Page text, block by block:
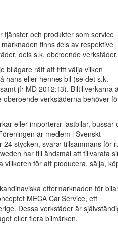
tjänster och produkter som service
finns dels av respektive
dels s.k. oberoende verkstäder.
bilägare rätt att fritt välja vilken
hans eller hennes bil (se det s.k.
jfr MD 2012:13). Biltillverkarna
oberoende verkstäderna behöver
eller importerar lastbilar, bussar
är medlem i Svenskt
24 stycken, svarar tillsammans för
har till ändamål att tillvarata
villkoren för att producera, sälja,
eftermarknaden för
MECA Car Service, ett
Dessa verkstäder är
eller flera bilmärken.